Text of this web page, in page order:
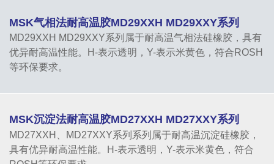
MSK气相法耐高温胶MD29XXH MD29XXY系列
MD29XXH MD29XXY系列属于耐高温气相法硅橡胶，具有
优异耐高温性能。H-表示透明，Y-表示米黄色，符合ROSH
等环保要求。
MSK沉淀法耐高温胶MD27XXH MD27XXY系列
MD27XXH、MD27XXY系列系列属于耐高温沉淀硅橡胶，
具有优异耐高温性能。H-表示透明，Y-表示米黄色，符合